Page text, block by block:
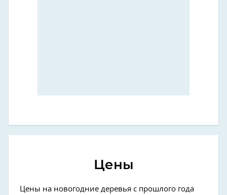
Цены
Цены на новогодние деревья с прошлого года